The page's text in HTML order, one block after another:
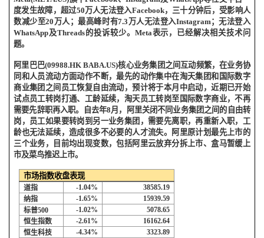
度发生故障，超过50万人无法登入Facebook，三十分钟后，受影响人
数减少至20万人；最高峰时有7.3万人无法登入Instagram ；无法登入
WhatsApp及Threads的投诉较少。 Meta表示，已经解决相关技术问
题。
阿里巴巴(09988.HK BABA.US)核心业务集团之间互动频繁，在业务协
同和人员流动方面动作不断，最先的动作集中在淘天集团和国际数字
商业集团之间员工恢复自由流动，预计将于本月中启动，近期已开始
试点员工转岗打通、工龄延续，淘天员工转岗至国际数字商业，不再
需要先辞职再入职。自去年8月，阿里关闭不同业务集团之间的自由转
岗，员工如果要转岗到另一业务集团，需要先离职，再重新入职，工
龄也无法延续，造成很多不必要的人才流失。阿里原计划最先上市的
三个业务，目前均出现变数，包括阿里云放弃分拆上市、盒马暂缓上
市及菜鸟推迟上市。
市场指数收盘表现
道指 -1.04%
38585.19
纳指
-1.65%
15939.59
标普500 -1.02%
5078.65
恒生指数
-2.61%
16162.64
恒生科技
-4.34%
3323.89